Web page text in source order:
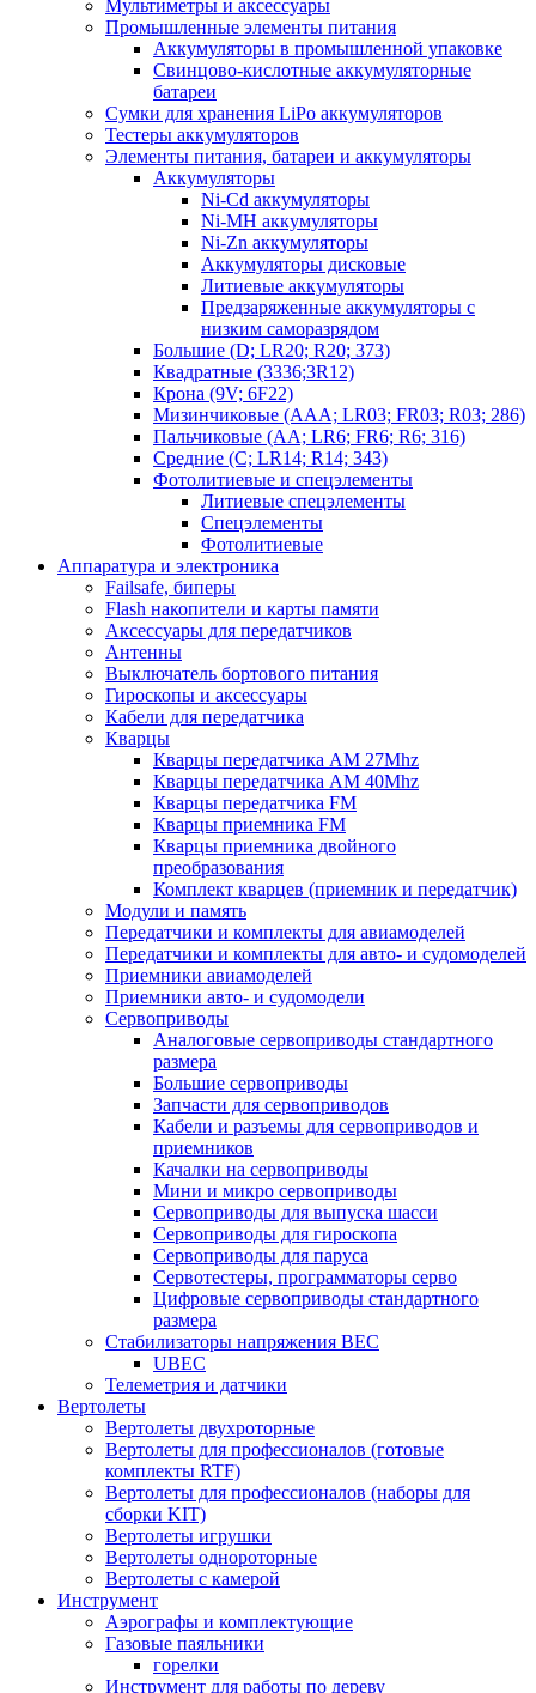
Мультиметры и аксессуары
Промышленные элементы питания
Аккумуляторы в промышленной упаковке
Свинцово-кислотные аккумуляторные
батареи
Сумки для хранения LiPo аккумуляторов
Тестеры аккумуляторов
Элементы питания, батареи и аккумуляторы
Аккумуляторы
Ni-Cd аккумуляторы
Ni-MH аккумуляторы
Ni-Zn аккумуляторы
Аккумуляторы дисковые
Литиевые аккумуляторы
Предзаряженные аккумуляторы с
низким саморазрядом
Большие (D; LR20; R20; 373)
Квадратные (3336;3R12)
Крона (9V; 6F22)
Мизинчиковые (AAA; LR03; FR03; R03; 286)
Пальчиковые (AA; LR6; FR6; R6; 316)
Средние (C; LR14; R14; 343)
Фотолитиевые и спецэлементы
Литиевые спецэлементы
Спецэлементы
Фотолитиевые
Аппаратура и электроника
Failsafe, биперы
Flash накопители и карты памяти
Аксессуары для передатчиков
Антенны
Выключатель бортового питания
Гироскопы и аксессуары
Кабели для передатчика
Кварцы
Кварцы передатчика AM 27Mhz
Кварцы передатчика AM 40Mhz
Кварцы передатчика FM
Кварцы приемника FM
Кварцы приемника двойного
преобразования
Комплект кварцев (приемник и передатчик)
Модули и память
Передатчики и комплекты для авиамоделей
Передатчики и комплекты для авто- и судомоделей
Приемники авиамоделей
Приемники авто- и судомодели
Сервоприводы
Аналоговые сервоприводы стандартного
размера
Большие сервоприводы
Запчасти для сервоприводов
Кабели и разъемы для сервоприводов и
приемников
Качалки на сервоприводы
Мини и микро сервоприводы
Сервоприводы для выпуска шасси
Сервоприводы для гироскопа
Сервоприводы для паруса
Сервотестеры, программаторы серво
Цифровые сервоприводы стандартного
размера
Стабилизаторы напряжения BEC
UBEC
Телеметрия и датчики
Вертолеты
Вертолеты двухроторные
Вертолеты для профессионалов (готовые
комплекты RTF)
Вертолеты для профессионалов (наборы для
сборки KIT)
Вертолеты игрушки
Вертолеты однороторные
Вертолеты с камерой
Инструмент
Аэрографы и комплектующие
Газовые паяльники
горелки
Инструмент для работы по дереву